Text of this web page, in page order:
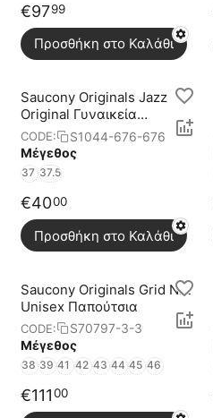
€9799
Προσθήκη στο Καλάθι
Saucony Originals Jazz
Original Γυναικεία
Παπούτσια
CODE:
S1044-676-676
Μέγεθος
37 37.5
€4000
Προσθήκη στο Καλάθι
Saucony Originals Grid Nxt
Unisex Παπούτσια
CODE:
S70797-3-3
Μέγεθος
38 39 41 42 43 44 45 46
€11100